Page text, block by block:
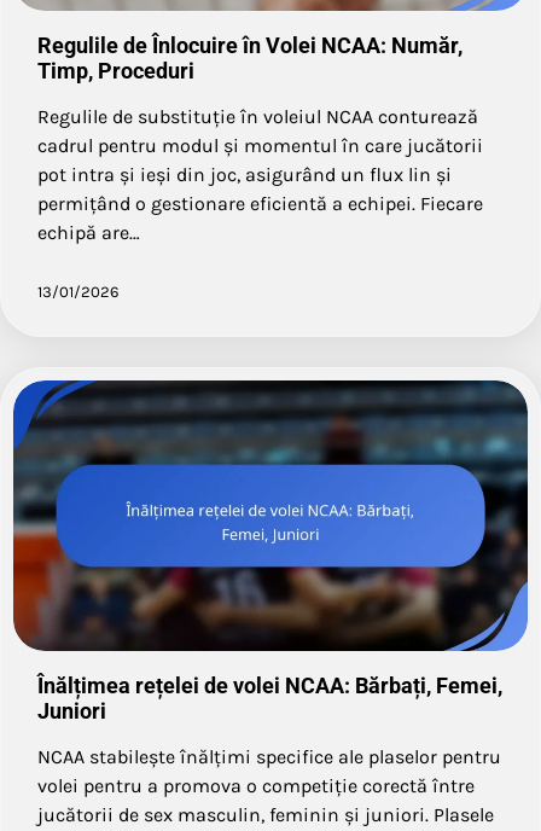
Regulile de Înlocuire în Volei NCAA: Număr,
Timp, Proceduri
Regulile de substituție în voleiul NCAA conturează
cadrul pentru modul și momentul în care jucătorii
pot intra și ieși din joc, asigurând un flux lin și
permițând o gestionare eficientă a echipei. Fiecare
echipă are…
13/01/2026
Înălțimea rețelei de volei NCAA: Bărbați, Femei,
Juniori
NCAA stabilește înălțimi specifice ale plaselor pentru
volei pentru a promova o competiție corectă între
jucătorii de sex masculin, feminin și juniori. Plasele